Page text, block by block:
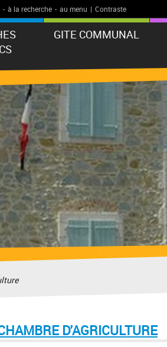
- à la recherche - au menu | Contraste
GITE COMMUNAL
D'AGRICULTURE